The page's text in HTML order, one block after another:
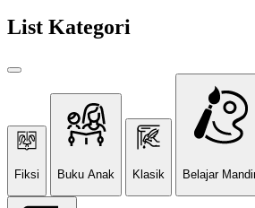
List Kategori
Fiksi Buku Anak Klasik Belajar